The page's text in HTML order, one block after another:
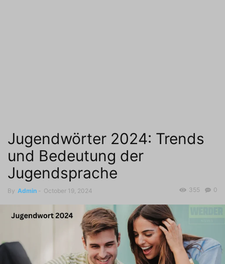
Jugendwörter 2024: Trends
und Bedeutung der
Jugendsprache
By Admin - October 19, 2024 0
355